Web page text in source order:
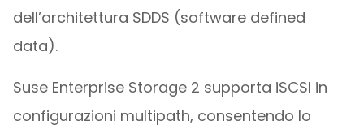
dell’architettura SDDS (software defined
data).
Suse Enterprise Storage 2 supporta iSCSI in
configurazioni multipath, consentendo lo